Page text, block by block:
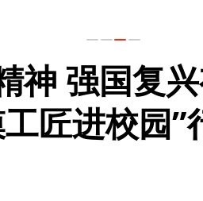
神 强国复
匠进校园”